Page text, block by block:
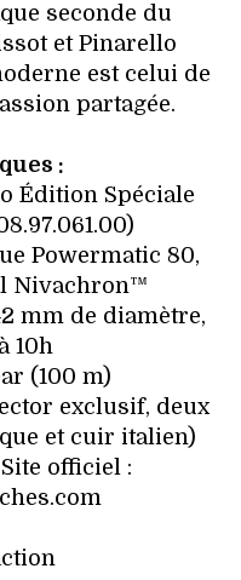
seconde du
et Pinarello
est celui de
partagée.
:
Édition Spéciale
Powermatic 80,
Nivachron™
mm de diamètre,
10h
(100 m)
exclusif, deux
et cuir italien)
officiel :